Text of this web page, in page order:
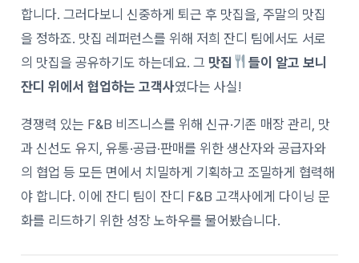
합니다. 그러다보니 신중하게 퇴근 후 맛집을, 주말의 맛집
을 정하죠. 맛집 레퍼런스를 위해 저희 잔디 팀에서도 서로
의 맛집을 공유하기도 하는데요. 그 맛집
들이 알고 보니
잔디 위에서 협업하는 고객사였다는 사실!
경쟁력 있는 F&B 비즈니스를 위해 신규·기존 매장 관리, 맛
과 신선도 유지, 유통·공급·판매를 위한 생산자와 공급자와
의 협업 등 모든 면에서 치밀하게 기획하고 조밀하게 협력해
야 합니다. 이에 잔디 팀이 잔디 F&B 고객사에게 다이닝 문
화를 리드하기 위한 성장 노하우를 물어봤습니다.